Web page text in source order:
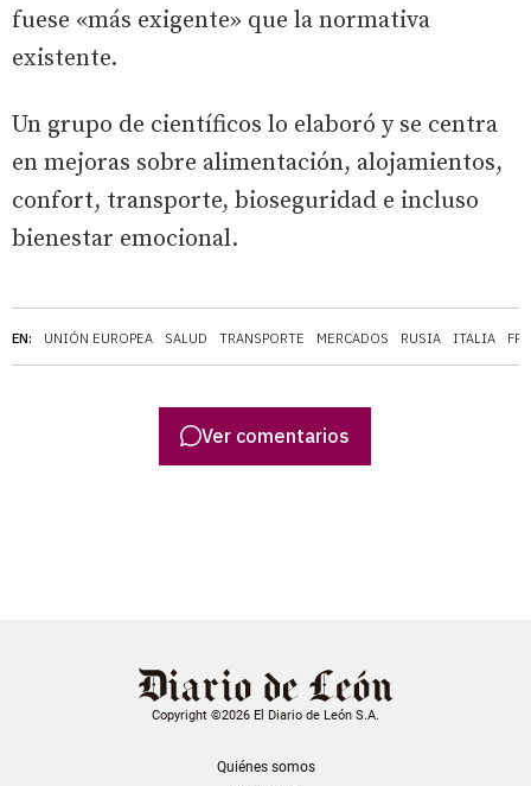
EN: UNIÓN EUROPEA SALUD TRANSPORTE MERCADOS RUSIA ITALIA
fuese «más exigente» que la normativa
existente.
Un grupo de científicos lo elaboró y se centra
en mejoras sobre alimentación, alojamientos,
confort, transporte, bioseguridad e incluso
bienestar emocional.
Ver comentarios
Copyright ©2026 El Diario de León S.A.
Quiénes somos